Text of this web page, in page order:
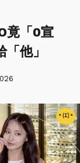
竟「0宣
他」